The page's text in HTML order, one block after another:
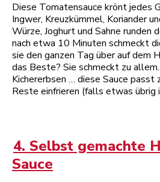
Diese Tomatensauce krönt jedes
Ingwer, Kreuzkümmel, Koriander
Würze, Joghurt und Sahne runden
nach etwa 10 Minuten schmeckt
sie den ganzen Tag über auf dem
das Beste? Sie schmeckt zu allem.
Kichererbsen … diese Sauce passt
Reste einfrieren (falls etwas übrig
4. Selbst gemachte
Sauce